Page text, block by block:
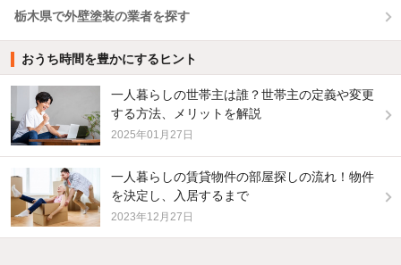
栃木県で外壁塗装の業者を探す
おうち時間を豊かにするヒント
一人暮らしの世帯主は誰？世帯主の定義や変更
する方法、メリットを解説
2025年01月27日
一人暮らしの賃貸物件の部屋探しの流れ！物件
を決定し、入居するまで
2023年12月27日